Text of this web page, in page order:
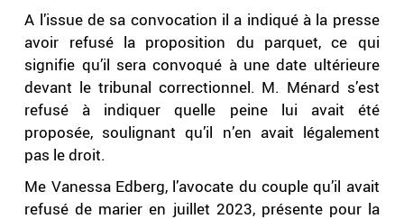
A l’issue de sa convocation il a indiqué à la presse
avoir refusé la proposition du parquet, ce qui
signifie qu’il sera convoqué à une date ultérieure
devant le tribunal correctionnel. M. Ménard s’est
refusé à indiquer quelle peine lui avait été
proposée, soulignant qu’il n’en avait légalement
pas le droit.
Me Vanessa Edberg, l’avocate du couple qu’il avait
refusé de marier en juillet 2023, présente pour la